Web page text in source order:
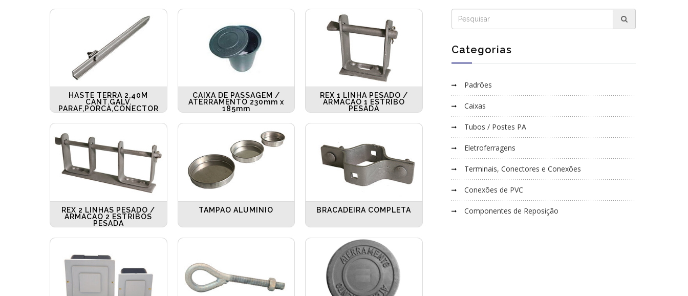
HASTE TERRA 2,40M
CANT.GALV.
PARAF,PORCA,CONECTOR
CAIXA DE PASSAGEM /
ATERRAMENTO 230mm x
185mm
REX 1 LINHA PESADO /
ARMACAO 1 ESTRIBO
PESADA
REX 2 LINHAS PESADO /
ARMACAO 2 ESTRIBOS
PESADA
TAMPAO ALUMINIO BRACADEIRA COMPLETA
Categorias
Padrões
Caixas
Tubos / Postes PA
Eletroferragens
Terminais, Conectores e Conexões
Conexões de PVC
Componentes de Reposição